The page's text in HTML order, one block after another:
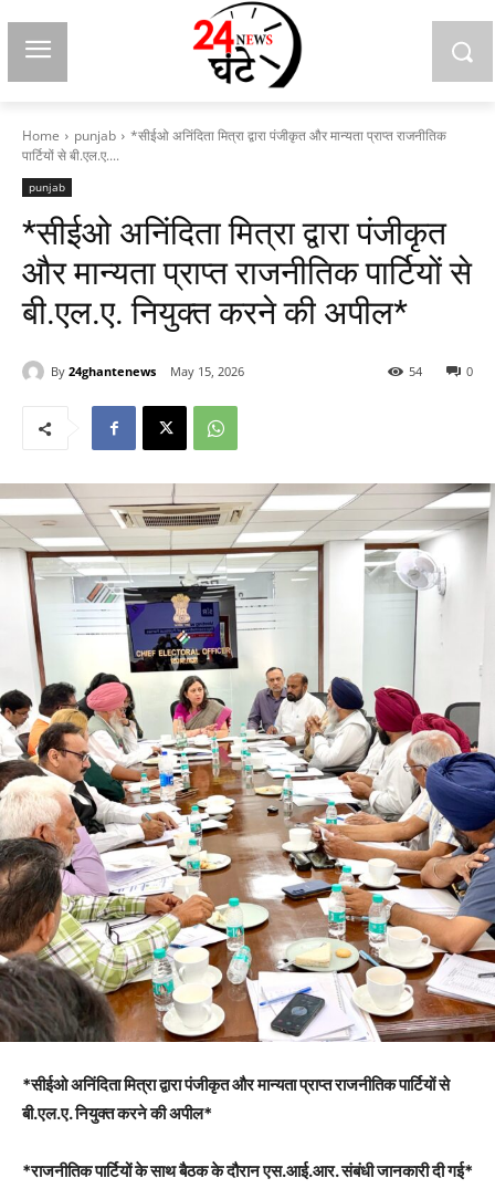
Home punjab
*सीईओ अनिंदिता मित्रा द्वारा पंजीकृत और मान्यता प्राप्त राजनीतिक
पार्टियों से बी.एल.ए....
punjab
*सीईओ अनिंदिता मित्रा द्वारा पंजीकृत
और मान्यता प्राप्त राजनीतिक पार्टियों से
बी.एल.ए. नियुक्त करने की अपील*
By 24ghantenews May 15, 2026 0
54
*सीईओ अनिंदिता मित्रा द्वारा पंजीकृत और मान्यता प्राप्त राजनीतिक पार्टियों से
बी.एल.ए. नियुक्त करने की अपील*
*राजनीतिक पार्टियों के साथ बैठक के दौरान एस.आई.आर. संबंधी जानकारी दी गई*